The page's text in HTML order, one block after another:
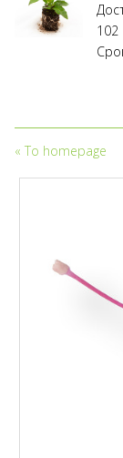
102
« To homepage